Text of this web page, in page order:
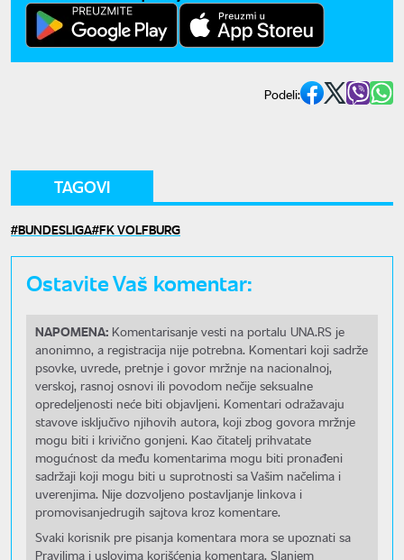
Podeli:
TAGOVI
BUNDESLIGA FK VOLFBURG
Ostavite Vaš komentar:
NAPOMENA: Komentarisanje vesti na portalu UNA.RS je
anonimno, a registracija nije potrebna. Komentari koji sadrže
psovke, uvrede, pretnje i govor mržnje na nacionalnoj,
verskoj, rasnoj osnovi ili povodom nečije seksualne
opredeljenosti neće biti objavljeni. Komentari odražavaju
stavove isključivo njihovih autora, koji zbog govora mržnje
mogu biti i krivično gonjeni. Kao čitatelj prihvatate
mogućnost da među komentarima mogu biti pronađeni
sadržaji koji mogu biti u suprotnosti sa Vašim načelima i
uverenjima. Nije dozvoljeno postavljanje linkova i
promovisanjedrugih sajtova kroz komentare.
Svaki korisnik pre pisanja komentara mora se upoznati sa
Pravilima i uslovima korišćenja komentara. Slanjem